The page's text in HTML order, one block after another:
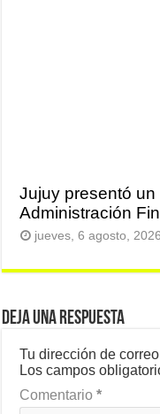
Jujuy presentó
Administración
jueves, 6 agosto, 2026
Deja una respuesta
Tu dirección de
Los campos
Comentario*